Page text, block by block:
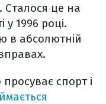
Сталося це на
у 1996 році.
в абсолютній
спорт і